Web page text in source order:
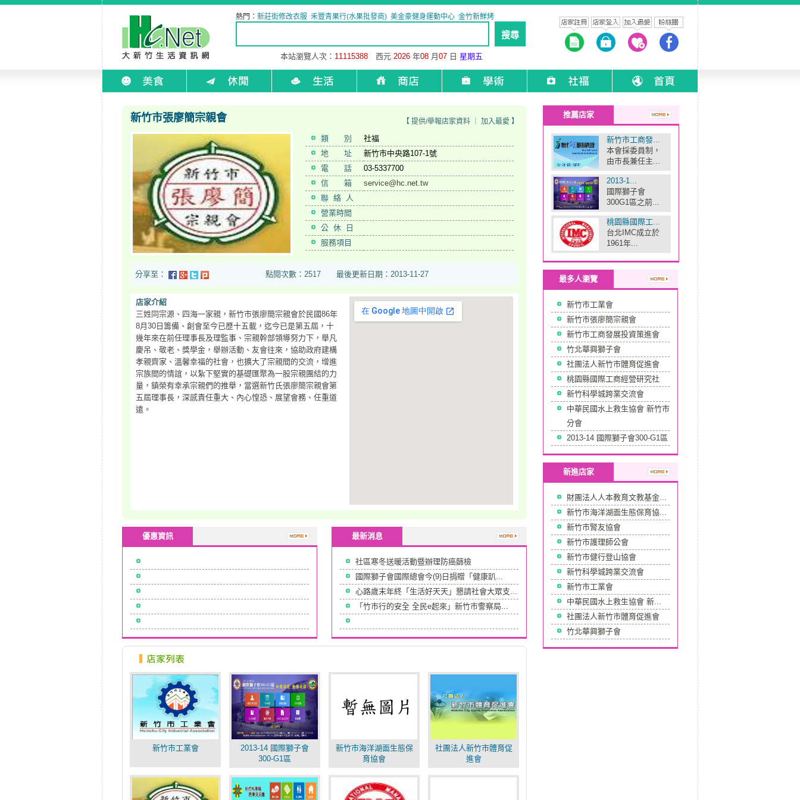
熱門： 新莊街修改衣服 禾豐青果行(水果批發商) 美金豪健身運動中心 金竹新鮮烤
本站瀏覽人次： 11115388西元 2026 年08 月 07 日 星期五
新竹市張廖簡宗親會 【 提供/舉報店家資料 加入最愛 】
類 別
社福
地 址
新竹市中央路107-1號
電 話
03-5337700
信 箱
service@hc.net.tw
聯 絡 人
營業時間
公 休 日
服務項目
分享至： 點閱次數：2517 最後更新日期：2013-11-27
店家介紹
三姓同宗源、四海一家親，新竹市張廖簡宗親會於民國86年
8月30日籌備、創會至今已歷十五載，迄今已是第五屆，十
幾年來在前任理事長及理監事、宗親幹部領導努力下，舉凡
慶吊、敬老、獎學金，舉辦活動、友會往來，協助政府建構
孝親齊家、溫馨幸福的社會，也擴大了宗親間的交流，增進
宗族間的情誼，以紮下堅實的基礎匯聚為一股宗親團結的力
量，鎮榮有幸承宗親們的推舉，當選新竹氏張廖簡宗親會第
五屆理事長，深感責任重大、內心惶恐、展望會務、任重道
遠。
優惠資訊 最新消息
社區寒冬送暖活動暨辦理防癌篩檢
國際獅子會國際總會今(9)日捐贈「健康趴...
心路歲末年終「生活好天天」懇請社會大眾支...
「竹市行的安全 全民e起來」新竹市警察局...
新竹市工業會
2013-14 國際獅子會
300-G1區
新竹市海洋湖面生態保
育協會
社團法人新竹市體育促
進會
推薦店家
新竹市工商發...
本會採委員制，
由市長兼任主...
2013-1...
國際獅子會
300G1區之前...
桃園縣國際工...
台北IMC成立於
1961年...
最多人瀏覽
新竹市工業會
新竹市張廖簡宗親會
新竹市工商發展投資策進會
竹北華興獅子會
社團法人新竹市體育促進會
桃園縣國際工商經營研究社
新竹科學城跨業交流會
中華民國水上救生協會 新竹市
分會
2013-14 國際獅子會300-G1區
新進店家
財團法人人本教育文教基金...
新竹市海洋湖面生態保育協...
新竹市腎友協會
新竹市護理師公會
新竹市健行登山協會
新竹科學城跨業交流會
新竹市工業會
中華民國水上救生協會 新...
社團法人新竹市體育促進會
竹北華興獅子會